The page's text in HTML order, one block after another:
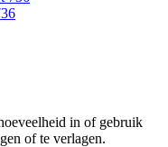
in of gebruik
of te verlagen.